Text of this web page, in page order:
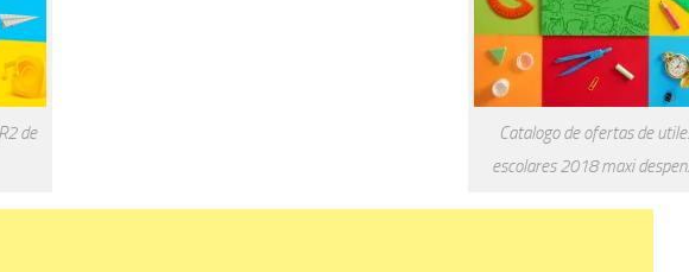
de
Catalogo de ofertas de
escolares 2018 maxi